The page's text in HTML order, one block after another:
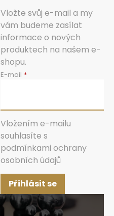
Vložte svůj e-mail a my
vám budeme zasílat
informace o nových
produktech na našem e-
shopu.
E-mail
Vložením e-mailu
souhlasíte s
podmínkami ochrany
osobních údajů
Přihlásit se